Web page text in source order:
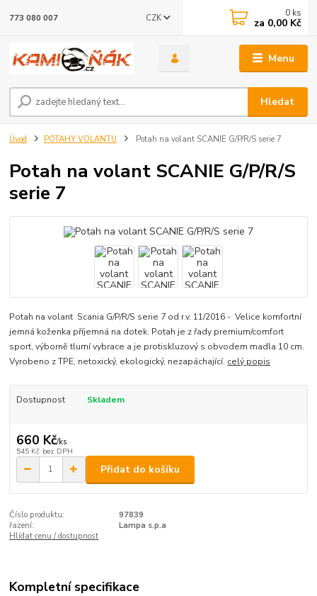
Menu
CZK
Hledat
773 080 007 0 ks
za 0,00 Kč
Úvod POTAHY VOLANTU Potah na volant SCANIE G/P/R/S serie 7
Potah na volant SCANIE G/P/R/S
serie 7
Potah na volant Scania G/P/R/S serie 7 od r.v. 11/2016 - Velice komfortní
jemná koženka příjemná na dotek. Potah je z řady premium/comfort
sport, výborně tlumí vybrace a je protiskluzový s obvodem madla 10 cm.
Vyrobeno z TPE, netoxický, ekologický, nezapáchající. celý popis
Dostupnost Skladem
660 Kč/ks
545 Kč bez DPH
Přidat do košíku
Číslo produktu:
97839
řazení:
Lampa s.p.a
Hlídat cenu / dostupnost
Kompletní specifikace